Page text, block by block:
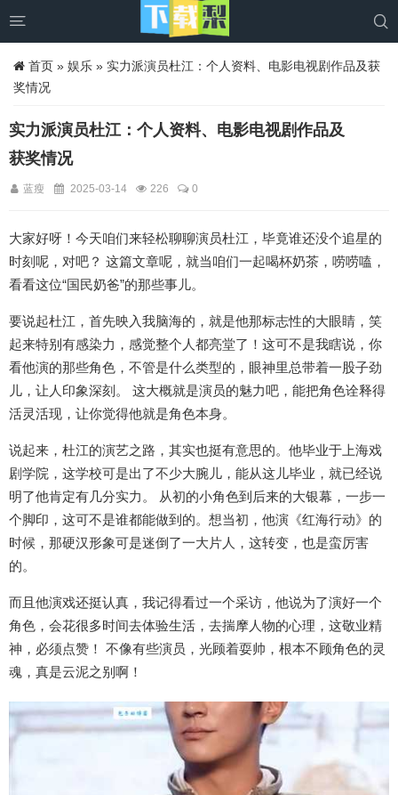
 
首页 » 娱乐 » 实力派演员杜江：个人资料、电影电视剧作品及获
奖情况
实力派演员杜江：个人资料、电影电视剧作品及
获奖情况
蓝瘦 2025-03-14 226 0
大家好呀！今天咱们来轻松聊聊演员杜江，毕竟谁还没个追星的
时刻呢，对吧？ 这篇文章呢，就当咱们一起喝杯奶茶，唠唠嗑，
看看这位“国民奶爸”的那些事儿。
要说起杜江，首先映入我脑海的，就是他那标志性的大眼睛，笑
起来特别有感染力，感觉整个人都亮堂了！这可不是我瞎说，你
看他演的那些角色，不管是什么类型的，眼神里总带着一股子劲
儿，让人印象深刻。 这大概就是演员的魅力吧，能把角色诠释得
活灵活现，让你觉得他就是角色本身。
说起来，杜江的演艺之路，其实也挺有意思的。他毕业于上海戏
剧学院，这学校可是出了不少大腕儿，能从这儿毕业，就已经说
明了他肯定有几分实力。 从初的小角色到后来的大银幕，一步一
个脚印，这可不是谁都能做到的。想当初，他演《红海行动》的
时候，那硬汉形象可是迷倒了一大片人，这转变，也是蛮厉害
的。
而且他演戏还挺认真，我记得看过一个采访，他说为了演好一个
角色，会花很多时间去体验生活，去揣摩人物的心理，这敬业精
神，必须点赞！ 不像有些演员，光顾着耍帅，根本不顾角色的灵
魂，真是云泥之别啊！